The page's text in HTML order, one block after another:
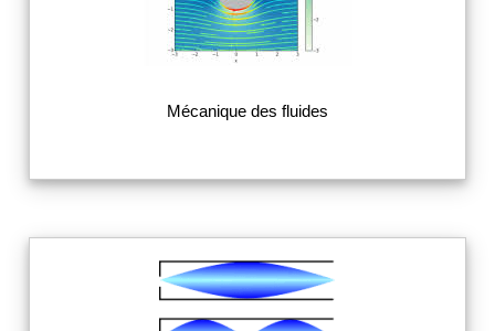
Mécanique des fluides